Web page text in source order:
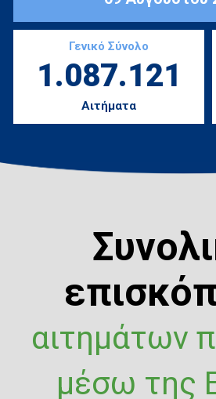
Γενικό Σύνολο
1.087.121
Αιτήματα
αιτημάτων
μέσω της